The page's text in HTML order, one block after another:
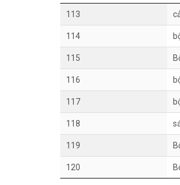
113
114
115
116
117
118
119
120